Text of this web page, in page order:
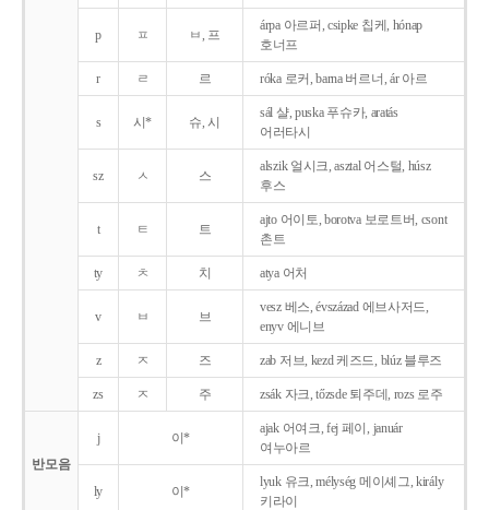
p ㅍ ㅂ, 프
árpa 아르퍼, csipke 칩케, hónap
호너프
r ㄹ 르 róka 로커, barna 버르너, ár 아르
s 시* 슈, 시
sál 샬, puska 푸슈카, aratás
어러타시
sz ㅅ 스
alszik 얼시크, asztal 어스털, húsz
후스
t ㅌ 트
ajto 어이토, borotva 보로트버, csont
촌트
ty ㅊ 치 atya 어처
v ㅂ 브
vesz 베스, évszázad 에브사저드,
enyv 에니브
z ㅈ 즈 zab 저브, kezd 케즈드, blúz 블루즈
zs ㅈ 주 zsák 자크, tőzsde 퇴주데, rozs 로주
반모음
j 이*
ajak 어여크, fej 페이, január
여누아르
ly 이*
lyuk 유크, mélység 메이셰그, király
키라이